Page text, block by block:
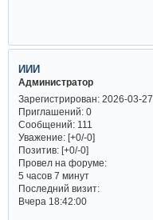
ИИИ
Администратор
Зарегистрирован: 2026-03-27
Приглашений:0
Сообщений:111
Уважение: [+0/-0]
Позитив: [+0/-0]
Провел на форуме:
5 часов 7 минут
Последний визит:
Вчера 18:42:00